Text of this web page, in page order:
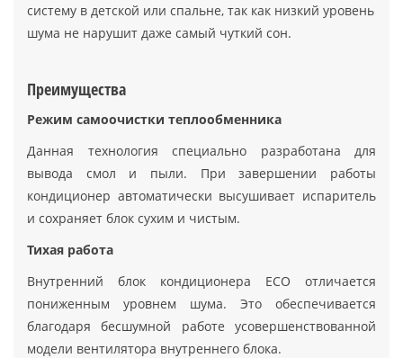
систему в детской или спальне, так как низкий уровень
шума не нарушит даже самый чуткий сон.
Преимущества
Режим самоочистки теплообменника
Данная технология специально разработана для
вывода смол и пыли. При завершении работы
кондиционер автоматически высушивает испаритель
и сохраняет блок сухим и чистым.
Тихая работа
Внутренний блок кондиционера ECO отличается
пониженным уровнем шума. Это обеспечивается
благодаря бесшумной работе усовершенствованной
модели вентилятора внутреннего блока.